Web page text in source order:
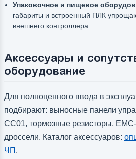
Упаковочное и пищевое
габариты и встроенный ПЛК
внешнего контроллера.
Аксессуары и
оборудование
Для полноценного ввода в
подбирают: выносные панели
CC01, тормозные резисторы,
дроссели. Каталог аксессуаров:
ЧП .